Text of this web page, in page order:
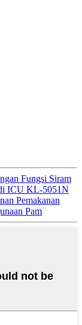
Fungsi Siram
ICU KL-5051N
Pemakanan
Pam